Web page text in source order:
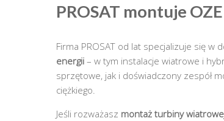
PROSAT montuje
Firma PROSAT od lat specjalizuje się
energii – w tym instalacje wiatrowe i
sprzętowe, jak i doświadczony zespół
ciężkiego.
Jeśli rozważasz montaż turbiny